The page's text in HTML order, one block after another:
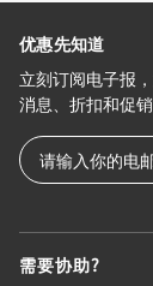
需要协助?
优惠先知道
立刻订阅电子报
消息、折扣和促销